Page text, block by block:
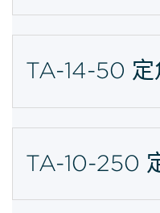
TA-14-50 定
TA-10-250